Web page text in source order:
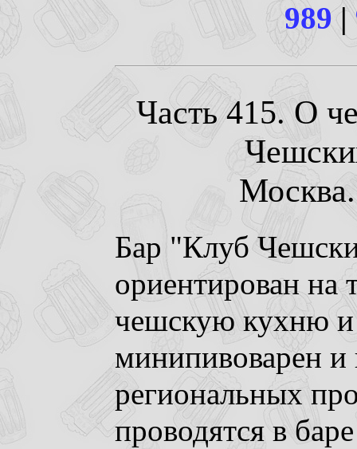
989|
Часть 415. О
Бар "Клуб
ориентирован на
чешскую кухню и
минипивоварен
региональных
проводятся в